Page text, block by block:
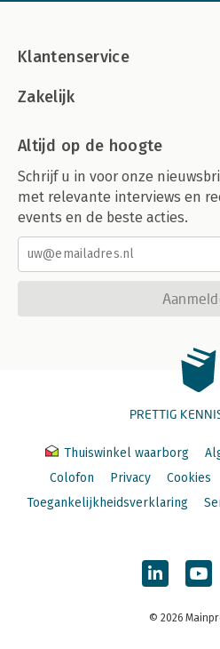
Klantenservice
Zakelijk
Altijd op de hoogte
Schrijf u in voor onze
met relevante interviews en
events en de beste acties.
PRETTIG
Thuiswinkel waarborg
Colofon
Privacy Cookies
Toegankelijkheidsverklaring
© 2026